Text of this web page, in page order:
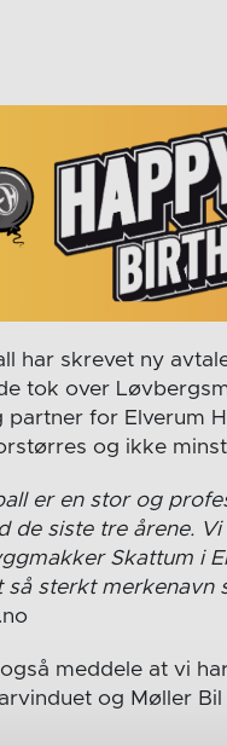
har skrevet ny
tok over
for Elverum
og ikke
er en stor og
de siste tre årene.
Skattum i
så sterkt merkenavn
meddele at vi
og Møller Bil